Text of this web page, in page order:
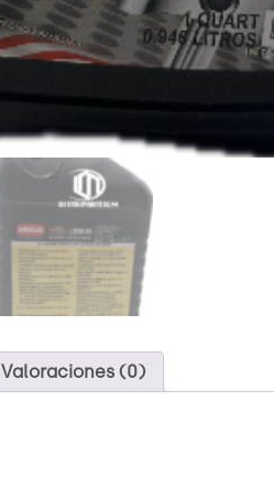
Valoraciones (0)